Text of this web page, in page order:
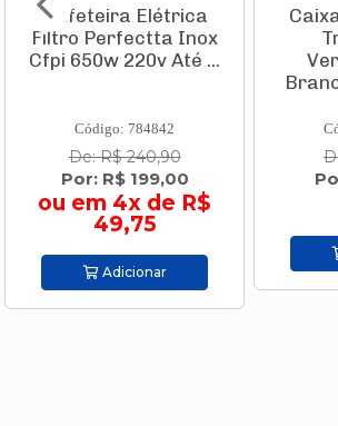
Cafeteira Elétrica
Filtro Perfectta Inox
Cfpi 650w 220v Até ...
Código: 784842
De: R$ 240,90
Por: R$ 199,00
ou em 4x de R$
49,75
Adicionar